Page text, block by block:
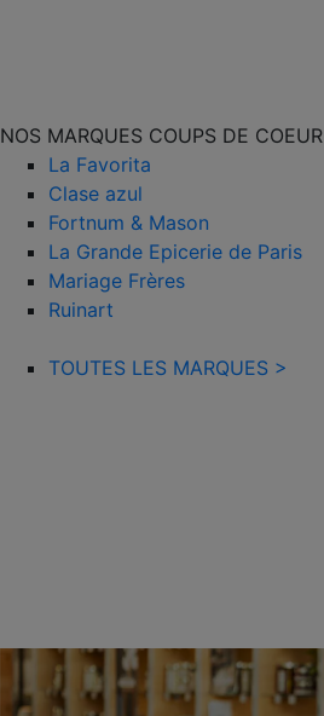
NOS MARQUES COUPS DE COEUR
La Favorita
Clase azul
Fortnum & Mason
La Grande Epicerie de Paris
Mariage Frères
Ruinart
TOUTES LES MARQUES >